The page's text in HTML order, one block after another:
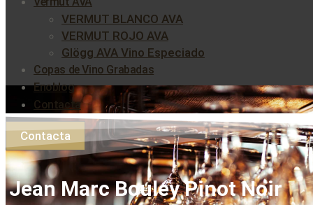
VERMUT BLANCO AVA
VERMUT ROJO AVA
Glögg AVA Vino Especiado
Copas de Vino Grabadas
Enoblog
Contacta
Contacta
Jean Marc Bouley Pinot Noir